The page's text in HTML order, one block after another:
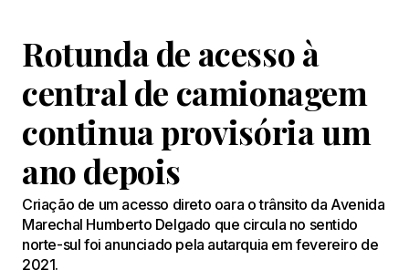
Rotunda de acesso à
central de camionagem
continua provisória um
ano depois
Criação de um acesso direto oara o trânsito da Avenida
Marechal Humberto Delgado que circula no sentido
norte-sul foi anunciado pela autarquia em fevereiro de
2021.